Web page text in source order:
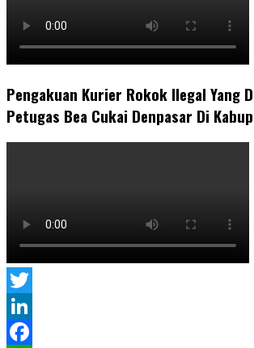
Pengakuan Kurier Rokok Ilegal Yang
Petugas Bea Cukai Denpasar Di
Twitter
LinkedIn